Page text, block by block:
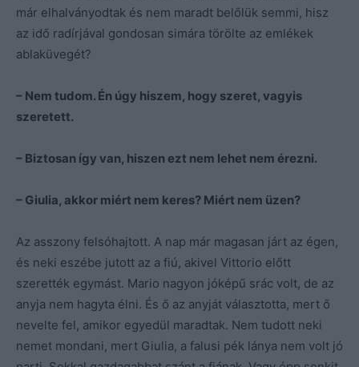
már elhalványodtak és nem maradt belőlük semmi, hisz
az idő radírjával gondosan simára törölte az emlékek
ablaküvegét?
– Nem tudom. Én úgy hiszem, hogy szeret, vagyis
szeretett.
– Biztosan így van, hiszen ezt nem lehet nem érezni.
– Giulia, akkor miért nem keres? Miért nem üzen?
Az asszony felsóhajtott. A nap már magasan járt az égen,
és neki eszébe jutott az a fiú, akivel Vittorio előtt
szerették egymást. Mario nagyon jóképű srác volt, de az
anyja nem hagyta élni. És ő az anyját választotta, mert ő
nevelte fel, amikor egyedül maradtak. Nem tudott neki
nemet mondani, mert Giulia, a falusi pék lánya nem volt jó